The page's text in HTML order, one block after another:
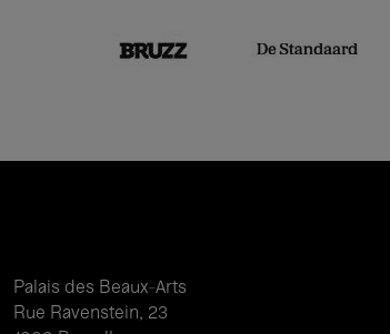
Palais des Beaux-Arts
Rue Ravenstein, 23